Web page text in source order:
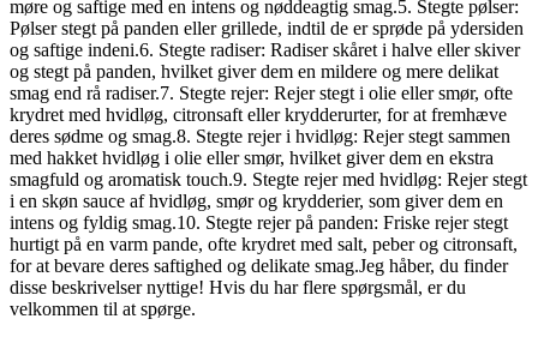
møre og saftige med en intens og nøddeagtig smag.5. Stegte pølser:
Pølser stegt på panden eller grillede, indtil de er sprøde på ydersiden
og saftige indeni.6. Stegte radiser: Radiser skåret i halve eller skiver
og stegt på panden, hvilket giver dem en mildere og mere delikat
smag end rå radiser.7. Stegte rejer: Rejer stegt i olie eller smør, ofte
krydret med hvidløg, citronsaft eller krydderurter, for at fremhæve
deres sødme og smag.8. Stegte rejer i hvidløg: Rejer stegt sammen
med hakket hvidløg i olie eller smør, hvilket giver dem en ekstra
smagfuld og aromatisk touch.9. Stegte rejer med hvidløg: Rejer stegt
i en skøn sauce af hvidløg, smør og krydderier, som giver dem en
intens og fyldig smag.10. Stegte rejer på panden: Friske rejer stegt
hurtigt på en varm pande, ofte krydret med salt, peber og citronsaft,
for at bevare deres saftighed og delikate smag.Jeg håber, du finder
disse beskrivelser nyttige! Hvis du har flere spørgsmål, er du
velkommen til at spørge.